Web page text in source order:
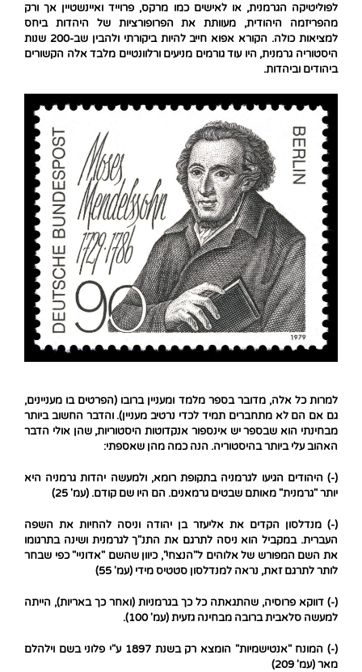
לפוליטיקה הגרמנית, או לאישים כמו מרקס, פרוייד ואיינשטיין אך ורק
מהפריזמה היהודית, מעוותת את הפרופורציות של היהדות ביחס
למציאות כולה. הקורא אפוא חייב להיות ביקורתי ולהבין שב-200 שנות
היסטוריה גרמנית, היו עוד גורמים מניעים ורלוונטיים מלבד אלה הקשורים
ביהודים וביהדות.
למרות כל אלה, מדובר בספר מלמד ומעניין ברובו (הפרטים בו מעניינים,
גם אם הם לא מתחברים תמיד לכדי נרטיב מעניין). והדבר החשוב ביותר
מבחינתי הוא שבספר יש אינספור אנקדוטות היסטוריות, שהן אולי הדבר
האהוב עלי ביותר בהיסטוריה. הנה כמה מהן שאספתי:
(-) היהודים הגיעו לגרמניה בתקופת רומא, ולמעשה יהדות גרמניה היא
יותר "גרמנית" מאותם שבטים גרמאנים. הם היו שם קודם. (עמ' 25)
(-) מנדלסון הקדים את אליעזר בן יהודה וניסה להחיות את השפה
העברית. במקביל הוא ניסה לתרגם את התנ"ך לגרמנית ושינה בתרגומו
את השם המפורש של אלוהים ל"הנצחי", כיוון שהשם "אדוניי" כפי שבחר
לותר לתרגם זאת, נראה למנדלסון סטטיס מידי (עמ' 55)
(-) דווקא פרוסיה, שהתגאתה כל כך בגרמניות (ואחר כך באריות), הייתה
למעשה סלאבית ברובה מבחינה גזעית (עמ' 100).
(-) המונח "אנטישמיות" הומצא רק בשנת 1897 ע"י פלוני בשם וילהלם
מאר (עמ' 209)